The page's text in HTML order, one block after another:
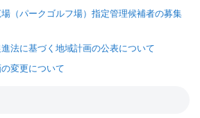
（パークゴルフ場）指定管理候補者の募集
法に基づく地域計画の公表について
変更について